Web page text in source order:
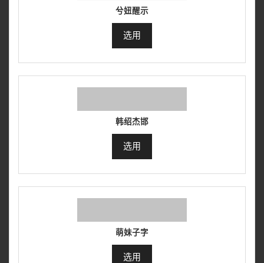
兮妞醒示
选用
韩绍杰邯
选用
萌妹子字
选用